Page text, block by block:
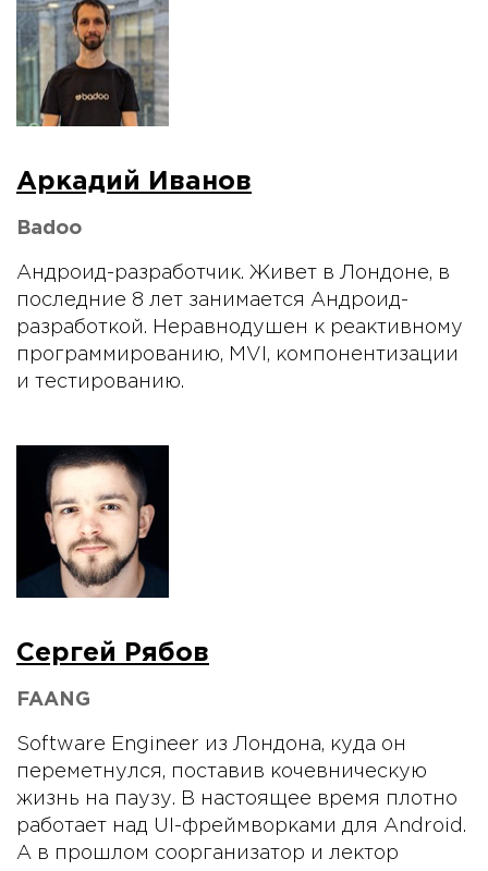
Аркадий Иванов
Badoo
Андроид-разработчик. Живет в Лондоне, в
последние 8 лет занимается Андроид-
разработкой. Неравнодушен к реактивному
программированию, MVI, компонентизации
и тестированию.
Сергей Рябов
FAANG
Software Engineer из Лондона, куда он
переметнулся, поставив кочевническую
жизнь на паузу. В настоящее время плотно
работает над UI-фреймворками для Android.
А в прошлом соорганизатор и лектор